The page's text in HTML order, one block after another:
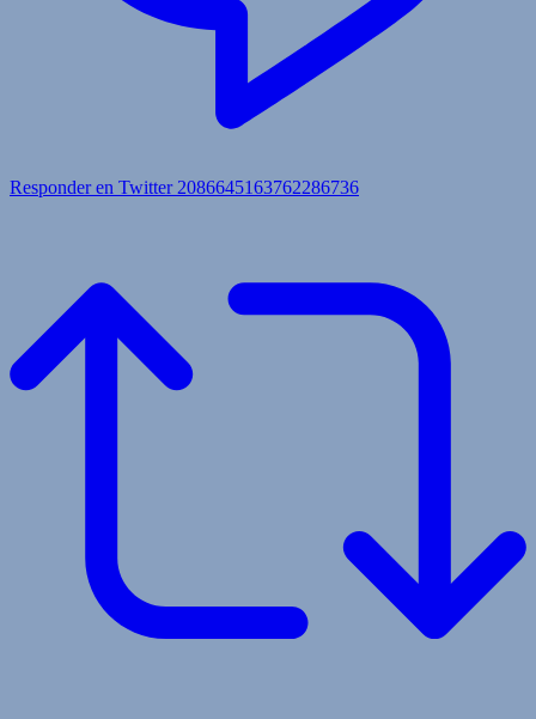
Responder en Twitter 2086645163762286736